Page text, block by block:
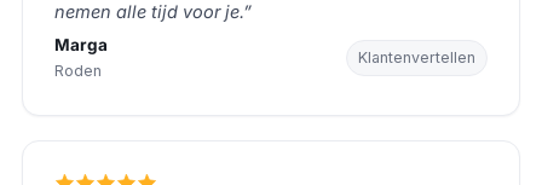
nemen alle tijd voor je.”
Marga
Roden
Klantenvertellen